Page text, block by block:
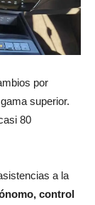
por
superior.
80
a la
control